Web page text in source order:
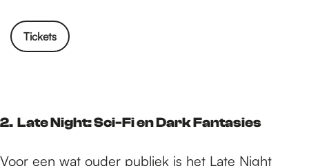
Tickets
2. Late Night: Sci-Fi en Dark Fantasies
Voor een wat ouder publiek is het Late Night